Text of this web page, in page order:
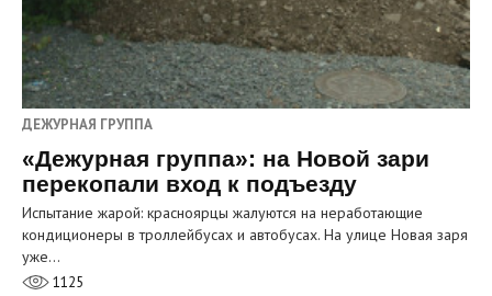
ДЕЖУРНАЯ ГРУППА
«Дежурная группа»: на Новой зари
перекопали вход к подъезду
Испытание жарой: красноярцы жалуются на неработающие
кондиционеры в троллейбусах и автобусах. На улице Новая заря
уже…
1125